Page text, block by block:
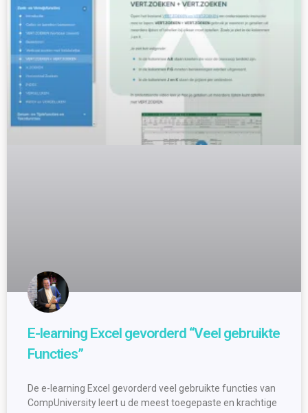
E-learning Excel gevorderd “Veel gebruikte
Functies”
De e-learning Excel gevorderd veel gebruikte functies van
CompUniversity leert u de meest toegepaste en krachtige